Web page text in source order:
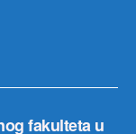
fakulteta u